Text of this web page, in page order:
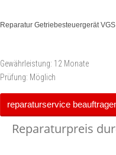
Reparatur Getriebesteuergerät
Gewährleistung: 12 Monate
Prüfung: Möglich
reparaturservice
Reparaturpreis